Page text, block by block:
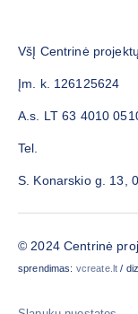
VšĮ Centrinė
Įm. k. 126125624
A.s. LT 63 4010
Tel.
S. Konarskio g. 13,
© 2024 Centrinė
sprendimas: vcreate.lt /